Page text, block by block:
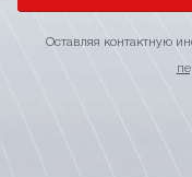
Оставляя контактную